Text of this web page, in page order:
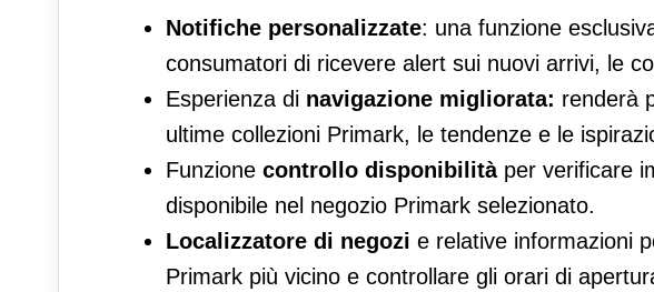
Notifiche personalizzate: una funzione
consumatori di ricevere alert sui nuovi arrivi, le
Esperienza di navigazione migliorata: renderà
ultime collezioni Primark, le tendenze e le
Funzione controllo disponibilitàper verificare
disponibile nel negozio Primark selezionato.
Localizzatore di negozi e relative informazioni
Primark più vicino e controllare gli orari di